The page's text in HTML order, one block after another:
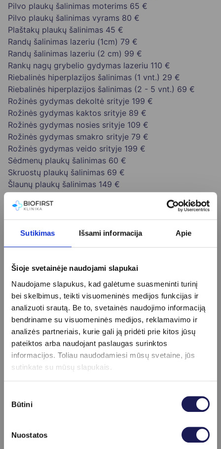
Sutikimas Išsami informacija Apie
Šioje svetainėje naudojami slapukai
Naudojame slapukus, kad galėtume suasmeninti turinį
bei skelbimus, teikti visuomeninės medijos funkcijas ir
analizuoti srautą. Be to, svetainės naudojimo informaciją
bendriname su visuomeninės medijos, reklamavimo ir
analizės partneriais, kurie gali ją pridėti prie kitos jūsų
pateiktos arba naudojant paslaugas surinktos
informacijos. Toliau naudodamiesi mūsų svetaine, jūs
sutinkate su mūsų slapukais.
pasirinkimas
Būtini
Nuostatos
Pilvo plaukų šalinimas moterims 65 €
Pilvo plaukų šalinimas vyrams 80 €
Plaštakų plaukų šalinimas 45 €
Randų šalinimas lazeriu (1cm) 79 €
Randų šalinimas lazeriu (2 cm) 99 €
Rankų nagų grybelio gydymas lazeriu 110 €
Riebalinės hiperplazijos šalinimas (1 vnt.) 29 €
Riebalinės hiperplazijos šalinimas (2 - 5 vnt.) 69 €
Rožinės gydymas dekoltė srityje 199 €
Rožinės gydymas kaktos srityje 89 €
Rožinės gydymas nosies srityje 109 €
Rožinės gydymas smakro srityje 79 €
Rožinės gydymas veido srityje 199 €
Sėdmenų plaukų šalinimas 60 €
Skruostų plaukų šalinimas 69 €
Šlaunų plaukų šalinimas 149 €
Smakro plaukų šalinimas 59 €
Spenelių plaukų šalinimas
Sprando plaukų šalinimas 49 €
Strijų šalinimas lazeriu (130 cm) 140 €
ir šalinimas veidoje zonoje 99 €
Sudėtingo apgamo, keratozės šalinimas ne veido
zonoje
99 €
Švelnus frakcinis odos atjauninimas lazeriu aplink akis
129 €
Švelnus frakcinis odos atjauninimas lazeriu aplink
lūpas
99 €
Švelnus frakcinis odos atjauninimas lazeriu dekoltė
srityje
139 €
Švelnus frakcinis odos atjauninimas lazeriu kaklo
Švelnus frakcinis odos atjauninimas lazeriu plaštakų
srityje
srityje 139 €
Švelnus frakcinis odos atjauninimas lazeriu smakro